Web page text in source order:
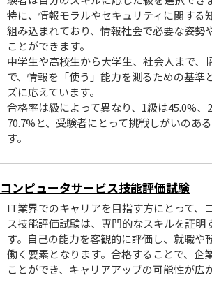
特に、情報モラルやセキュリティに関する
組み込まれており、情報社会で必要な姿勢
ことができます。
中学生や高校生から大学生、社会人まで、
で、情報を「使う」能力を測るための基準
ズに応えています。
合格率は級によって異なり、1級は45.0%、
70.7%と、受験者にとって挑戦しがいのあ
す。
コンピュータサービス技能評価試験
IT業界でのキャリアを目指す方にとって、
ス技能評価試験は、専門的なスキルを証明
す。自己の能力を客観的に評価し、就職や
働く要素となります。合格することで、企
ことができ、キャリアアップの可能性が広